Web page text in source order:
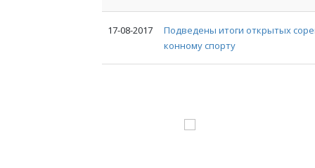
17-08-2017
Подведены итоги открытых
конному спорту